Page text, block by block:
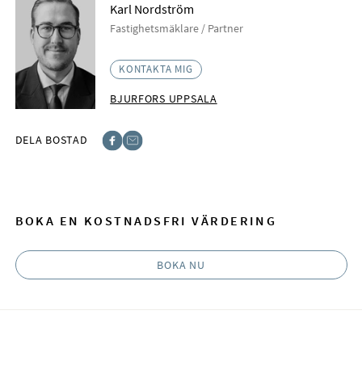
Karl Nordström
Fastighetsmäklare / Partner
KONTAKTA MIG
BJURFORS UPPSALA
DELA BOSTAD
BOKA EN KOSTNADSFRI VÄRDERING
BOKA NU